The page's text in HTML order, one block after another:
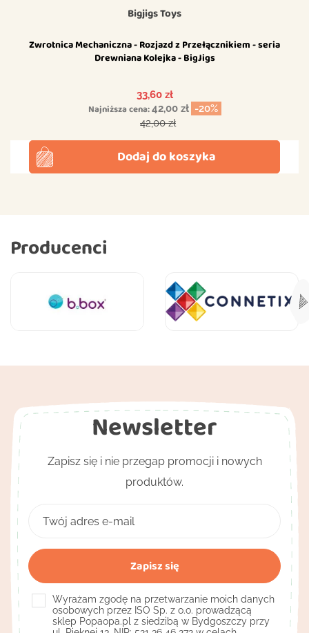
Bigjigs Toys
Zwrotnica Mechaniczna - Rozjazd z Przełącznikiem - seria
Drewniana Kolejka - BigJigs
Cena
33,60 zł
Najniższa cena:42,00 zł -20%
Cena podstawowa
42,00 zł
Dodaj do koszyka
Producenci
Newsletter
Zapisz się i nie przegap promocji i nowych
produktów.
Wyrażam zgodę na przetwarzanie moich danych
osobowych przez ISO Sp. z o.o. prowadzącą
sklep Popaopa.pl z siedzibą w Bydgoszczy przy